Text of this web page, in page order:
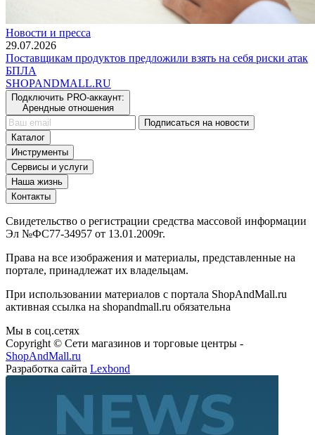
Новости и пресса
29.07.2026
Поставщикам продуктов предложили взять на себя риски атак
БПЛА
SHOPANDMALL.RU
Подключить PRO-аккаунт:
Арендные отношения
Подписаться на новости
Каталог
Инструменты
Сервисы и услуги
Наша жизнь
Контакты
Свидетельство о регистрации средства массовой информации
Эл №ФС77-34957 от 13.01.2009г.
Права на все изображения и материалы, представленные на
портале, принадлежат их владельцам.
При использовании материалов с портала ShopAndMall.ru
активная ссылка на shopandmall.ru обязательна
Мы в соц.сетях
Copyright © Сети магазинов и торговые центры -
ShopAndMall.ru
Разработка сайта Lexbond